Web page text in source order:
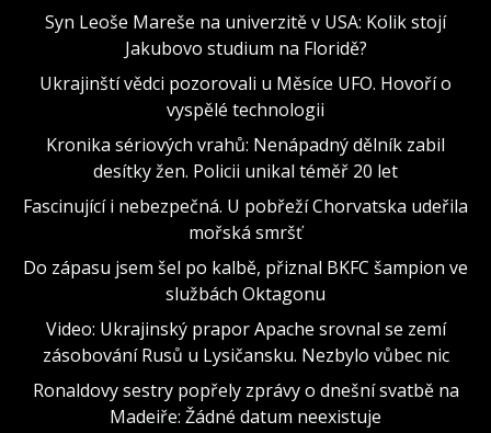
Syn Leoše Mareše na univerzitě v USA: Kolik stojí
Jakubovo studium na Floridě?
Ukrajinští vědci pozorovali u Měsíce UFO. Hovoří o
vyspělé technologii
Kronika sériových vrahů: Nenápadný dělník zabil
desítky žen. Policii unikal téměř 20 let
Fascinující i nebezpečná. U pobřeží Chorvatska udeřila
mořská smršť
Do zápasu jsem šel po kalbě, přiznal BKFC šampion ve
službách Oktagonu
Video: Ukrajinský prapor Apache srovnal se zemí
zásobování Rusů u Lysičansku. Nezbylo vůbec nic
Ronaldovy sestry popřely zprávy o dnešní svatbě na
Madeiře: Žádné datum neexistuje